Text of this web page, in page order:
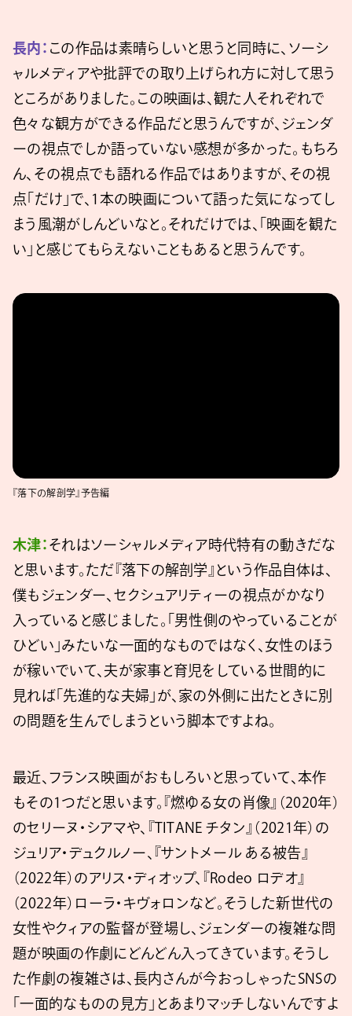
長内： この作品は素晴らしいと思うと同時に、ソーシ
ャルメディアや批評での取り上げられ方に対して思う
ところがありました。この映画は、観た人それぞれで
色々な観方ができる作品だと思うんですが、ジェンダ
ーの視点でしか語っていない感想が多かった。もちろ
ん、その視点でも語れる作品ではありますが、その視
点「だけ」で、1本の映画について語った気になってし
まう風潮がしんどいなと。それだけでは、「映画を観た
い」と感じてもらえないこともあると思うんです。
https://www.youtube.com/watch?
『落下の解剖学』予告編
木津： それはソーシャルメディア時代特有の動きだな
と思います。ただ『落下の解剖学』という作品自体は、
僕もジェンダー、セクシュアリティーの視点がかなり
入っていると感じました。「男性側のやっていることが
ひどい」みたいな一面的なものではなく、女性のほう
が稼いでいて、夫が家事と育児をしている世間的に
見れば「先進的な夫婦」が、家の外側に出たときに別
の問題を生んでしまうという脚本ですよね。
最近、フランス映画がおもしろいと思っていて、本作
もその1つだと思います。『燃ゆる女の肖像』（2020年）
のセリーヌ・シアマや、『TITANE チタン』（2021年）の
ジュリア・デュクルノー、『サントメール ある被告』
（2022年）のアリス・ディオップ、『Rodeo ロデオ』
（2022年）ローラ・キヴォロンなど。そうした新世代の
女性やクィアの監督が登場し、ジェンダーの複雑な問
題が映画の作劇にどんどん入ってきています。そうし
た作劇の複雑さは、長内さんが今おっしゃったSNSの
「一面的なものの見方」とあまりマッチしないんですよ